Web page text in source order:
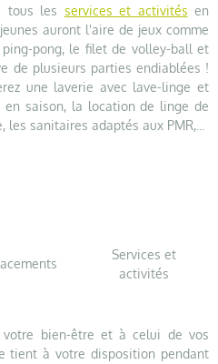
tous les services et activités en
auront l'aire de jeux comme
pong, le filet de volley-ball et
de plusieurs parties endiablées !
une laverie avec lave-linge et
saison, la location de linge de
sanitaires adaptés aux PMR,...
Services et
activités
bien-être et à celui de vos
tient à votre disposition pendant